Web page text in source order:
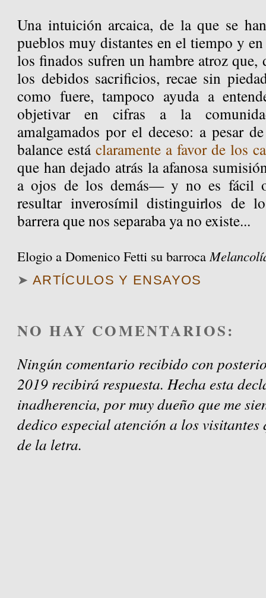
Una intuición arcaica, de la que se
pueblos muy distantes en el tiempo y
los finados sufren un hambre atroz que,
los debidos sacrificios, recae sin
como fuere, tampoco ayuda a
objetivar en cifras a la
amalgamados por el deceso: a pesar
balance estáclaramente a favor de los
que han dejado atrás la afanosa
a ojos de los demás— y no es fácil
resultar inverosímil distinguirlos de
barrera que nos separaba ya no existe...
Elogio a Domenico Fetti su barroca
➤ ARTÍCULOS Y ENSAYOS
NO HAY COMENTARIOS:
Ningún comentario recibido con
2019 recibirá respuesta. Hecha esta
inadherencia, por muy dueño que me
dedico especial atención a los
de la letra.